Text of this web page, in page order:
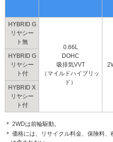
HYBRID G
リヤシー
ト無
0.66L
DOHC
吸排気VVT
（マイルドハイブリッ
ド）
HYBRID G
リヤシー
ト付
HYBRID X
リヤシー
ト付
＊ 2WDは前輪駆動。
＊ 価格には、リサイクル料金、保険料